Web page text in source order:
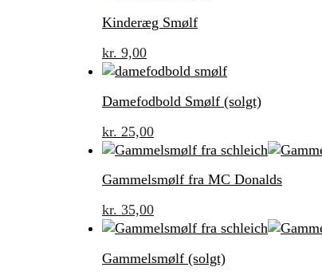
Kinderæg Smølf
kr. 9,00
Damefodbold Smølf (solgt)
kr. 25,00
Gammelsmølf fra MC Donalds
kr. 35,00
Gammelsmølf (solgt)